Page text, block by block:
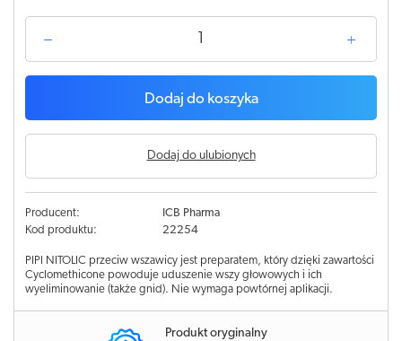
Dodaj do koszyka
Dodaj do ulubionych
Producent:
ICB Pharma
Kod produktu:
22254
PIPI NITOLIC przeciw wszawicy jest preparatem, który dzięki zawartości
Cyclomethicone powoduje uduszenie wszy głowowych i ich
wyeliminowanie (także gnid). Nie wymaga powtórnej aplikacji.
Produkt oryginalny